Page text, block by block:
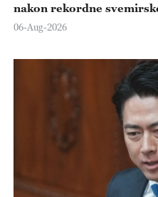
nakon rekordne
06-Aug-2026